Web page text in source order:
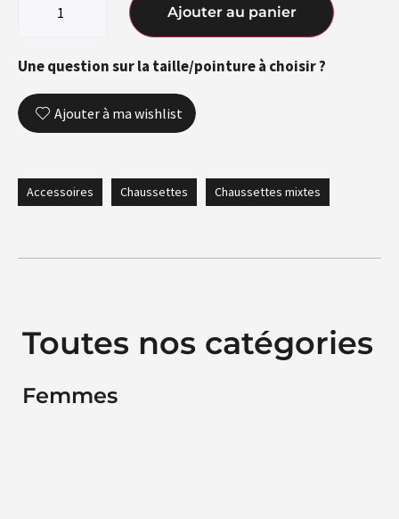
Ajouter au panier
Une question sur la taille/pointure à choisir ?
Ajouter à ma wishlist
Accessoires Chaussettes Chaussettes mixtes
Toutes nos catégories
Femmes